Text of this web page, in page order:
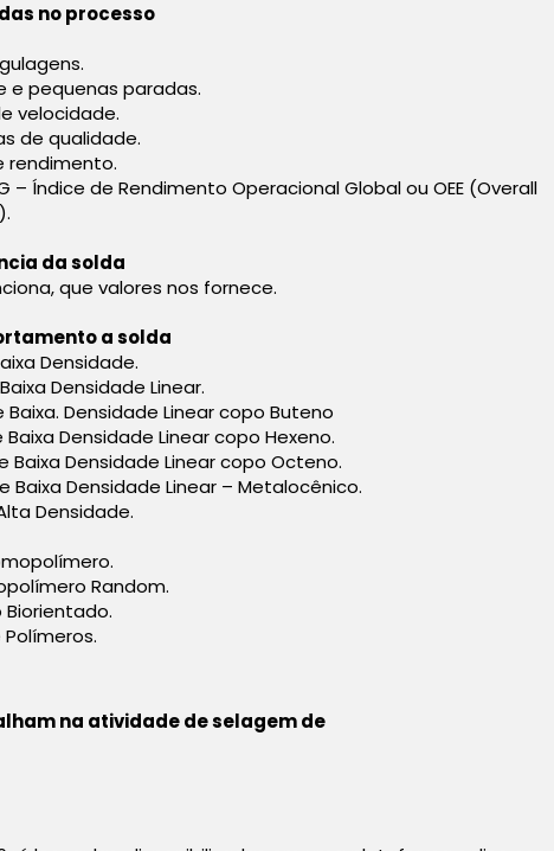
no processo
e pequenas paradas.
velocidade.
de qualidade.
rendimento.
– Índice de Rendimento Operacional Global ou OEE (Overall
da solda
que valores nos fornece.
a solda
Densidade.
Densidade Linear.
Baixa. Densidade Linear copo Buteno
Baixa Densidade Linear copo Hexeno.
Baixa Densidade Linear copo Octeno.
Baixa Densidade Linear – Metalocênico.
Densidade.
Random.
Biorientado.
na atividade de selagem de